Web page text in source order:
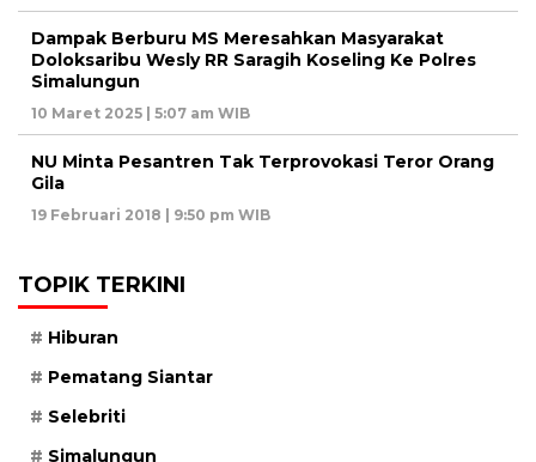
Dampak Berburu MS Meresahkan Masyarakat
Doloksaribu Wesly RR Saragih Koseling Ke Polres
Simalungun
10 Maret 2025 | 5:07 am WIB
NU Minta Pesantren Tak Terprovokasi Teror Orang
Gila
19 Februari 2018 | 9:50 pm WIB
TOPIK TERKINI
Hiburan
Pematang Siantar
Selebriti
Simalungun